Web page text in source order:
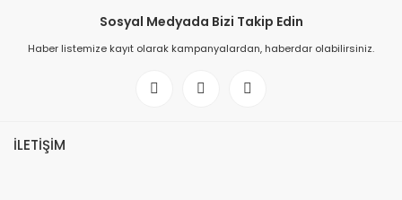
Sosyal Medyada Bizi Takip Edin
Haber listemize kayıt olarak kampanyalardan, haberdar olabilirsiniz.
İLETİŞİM